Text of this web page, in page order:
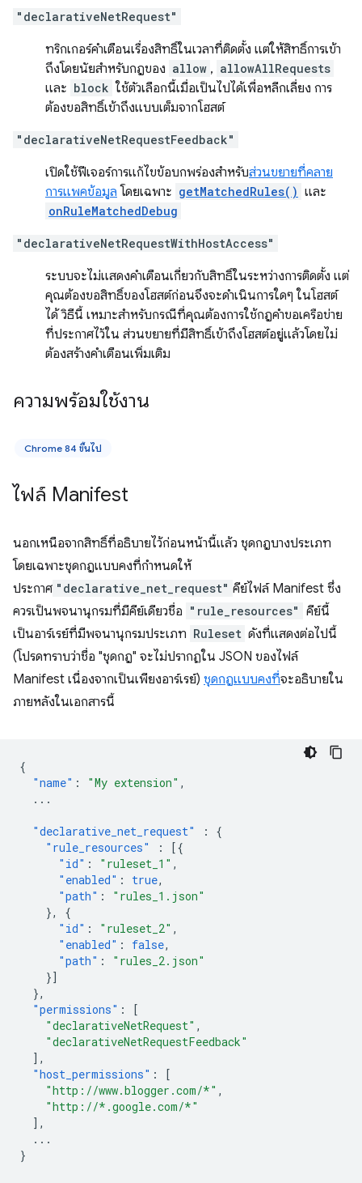
"declarativeNetRequest"
ทริกเกอร์คำเตือนเรื่องสิทธิ์ในเวลาที่ติดตั้ง แต่ให้สิทธิ์การเข้า
ถึงโดยนัยสำหรับกฎของ allow , allowAllRequests
และ block ใช้ตัวเลือกนี้เมื่อเป็นไปได้เพื่อหลีกเลี่ยง การ
ต้องขอสิทธิ์เข้าถึงแบบเต็มจากโฮสต์
"declarativeNetRequestFeedback"
เปิดใช้ฟีเจอร์การแก้ไขข้อบกพร่องสำหรับส่วนขยายที่คลาย
การแพคข้อมูล โดยเฉพาะ getMatchedRules() และ
onRuleMatchedDebug
"declarativeNetRequestWithHostAccess"
ระบบจะไม่แสดงคำเตือนเกี่ยวกับสิทธิ์ในระหว่างการติดตั้ง แต่
คุณต้องขอสิทธิ์ของโฮสต์ก่อนจึงจะดำเนินการใดๆ ในโฮสต์
ได้ วิธีนี้ เหมาะสำหรับกรณีที่คุณต้องการใช้กฎคำขอเครือข่าย
ที่ประกาศไว้ใน ส่วนขยายที่มีสิทธิ์เข้าถึงโฮสต์อยู่แล้วโดยไม่
ต้องสร้างคำเตือนเพิ่มเติม
ความพร้อมใช้งาน
Chrome 84 ขึ้นไป
ไฟล์ Manifest
นอกเหนือจากสิทธิ์ที่อธิบายไว้ก่อนหน้านี้แล้ว ชุดกฎบางประเภท
โดยเฉพาะชุดกฎแบบคงที่กำหนดให้
ประกาศ "declarative_net_request" คีย์ไฟล์ Manifest ซึ่ง
ควรเป็นพจนานุกรมที่มีคีย์เดียวชื่อ "rule_resources" คีย์นี้
เป็นอาร์เรย์ที่มีพจนานุกรมประเภท Ruleset ดังที่แสดงต่อไปนี้
(โปรดทราบว่าชื่อ "ชุดกฎ" จะไม่ปรากฏใน JSON ของไฟล์
Manifest เนื่องจากเป็นเพียงอาร์เรย์) ชุดกฎแบบคงที่จะอธิบายใน
ภายหลังในเอกสารนี้
{
"name" : "My extension" ,
...
"declarative_net_request" :
{
"rule_resources"
:
[{
"id" : "ruleset_1" ,
"enabled" : true,
"path" :
"rules_1.json"
},
{
"id" : "ruleset_2" ,
"enabled" : false,
"path" :
"rules_2.json"
}]
},
"permissions" :
[
"declarativeNetRequest" ,
"declarativeNetRequestFeedback"
],
"host_permissions" :
[
"http://www.blogger.com/*" ,
"http://*.google.com/*"
],
...
}